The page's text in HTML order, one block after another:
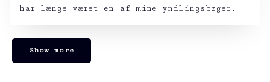
har længe været en af mine yndlingsbøger.
Show more